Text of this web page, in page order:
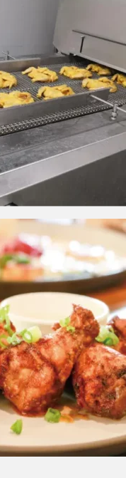
ведущему
может
приготовления
камерами.
（Друмстик/
при
всего 18-25
им приятный